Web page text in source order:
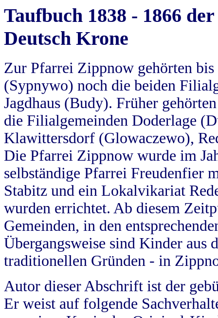
Taufbuch 1838 - 1866
Deutsch Krone
Zur Pfarrei Zippnow gehörten
(Sypnywo) noch die beiden
Jagdhaus (Budy). Früher
die Filialgemeinden Doderlage
Klawittersdorf (Glowaczewo),
Die Pfarrei Zippnow wurde im
selbständige Pfarrei Freudenfier
Stabitz und ein Lokalvikariat
wurden errichtet. Ab diesem
Gemeinden, in den
Übergangsweise sind Kinder aus
traditionellen Gründen - in
Autor dieser Abschrift ist der
Er weist auf folgende